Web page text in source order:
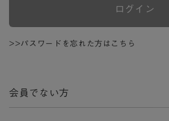
ログイン
>>パスワードを忘れた方はこちら
会員でない方